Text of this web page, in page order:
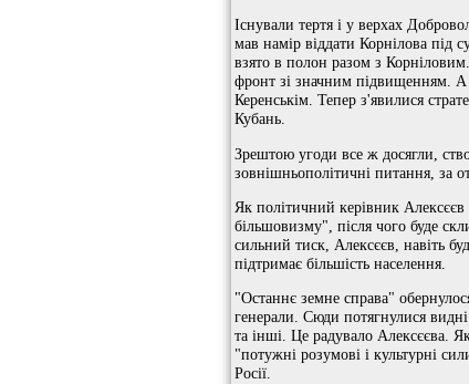
Існували тертя і у верхах
мав намір віддати Корнілова під
взято в полон разом з
фронт зі значним підвищенням. А
Керенськім. Тепер з'явилися
Кубань.
Зрештою угоди все ж досягли,
зовнішньополітичні питання, за
Як політичний керівник
більшовизму", після чого буде
сильний тиск, Алексєєв, навіть
підтримає більшість населення.
"Останнє земне справа"
генерали. Сюди потягнулися
та інші. Це радувало Алексєєва.
"потужні розумові і культурні
Росії.